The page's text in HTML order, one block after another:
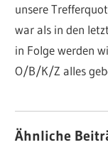
unsere
war als in den
in Folge werden
O/B/K/Z alles
Ähnliche